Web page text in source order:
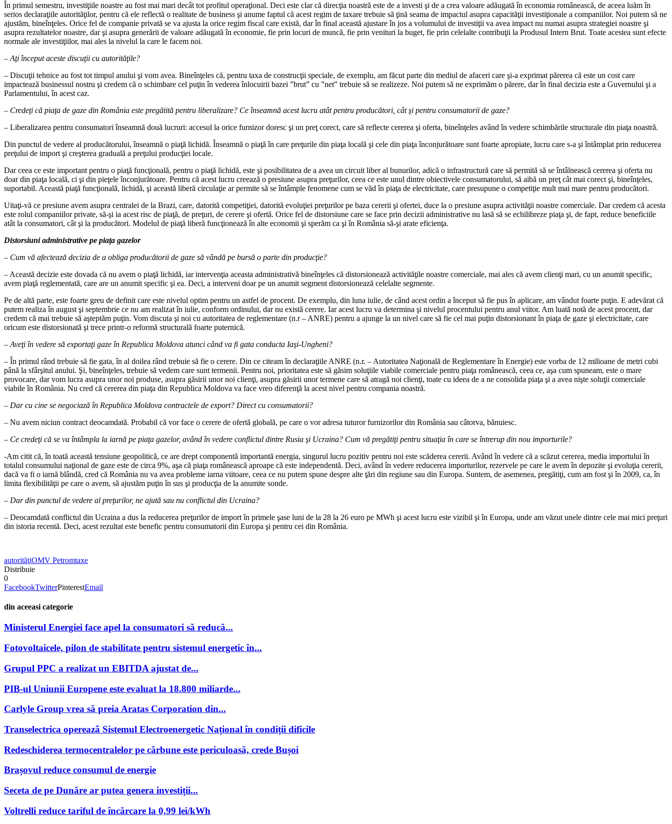
În primul semestru, investiţiile noastre au fost mai mari decât tot profitul operaţional. Deci este clar că direcţia noastră este de a investi şi de a crea valoare adăugată în economia românească, de aceea luăm în
serios declaraţiile autorităţilor, pentru că ele reflectă o realitate de business şi anume faptul că acest regim de taxare trebuie să ţină seama de impactul asupra capacităţii investiţionale a companiilor. Noi putem să ne
ajustăm, bineînţeles. Orice fel de companie privată se va ajusta la orice regim fiscal care există, dar în final această ajustare în jos a volumului de investiţii va avea impact nu numai asupra strategiei noastre şi
asupra rezultatelor noastre, dar şi asupra generării de valoare adăugată în economie, fie prin locuri de muncă, fie prin venituri la buget, fie prin celelalte contribuţii la Produsul Intern Brut. Toate acestea sunt efecte
normale ale investiţiilor, mai ales la nivelul la care le facem noi.
– Aţi început aceste discuţii cu autorităţile?
– Discuţii tehnice au fost tot timpul anului şi vom avea. Bineînţeles că, pentru taxa de construcţii speciale, de exemplu, am făcut parte din mediul de afaceri care şi-a exprimat părerea că este un cost care
impactează businessul nostru şi credem că o schimbare cel puţin în vederea înlocuirii bazei ”brut” cu ”net” trebuie să se realizeze. Noi putem să ne exprimăm o părere, dar în final decizia este a Guvernului şi a
Parlamentului, în acest caz.
– Credeţi că piaţa de gaze din România este pregătită pentru liberalizare? Ce înseamnă acest lucru atât pentru producători, cât şi pentru consumatorii de gaze?
– Liberalizarea pentru consumatori înseamnă două lucruri: accesul la orice furnizor doresc şi un preţ corect, care să reflecte cererea şi oferta, bineînţeles având în vedere schimbările structurale din piaţa noastră.
Din punctul de vedere al producătorului, înseamnă o piaţă lichidă. Înseamnă o piaţă în care preţurile din piaţa locală şi cele din piaţa înconjurătoare sunt foarte apropiate, lucru care s-a şi întâmplat prin reducerea
preţului de import şi creşterea graduală a preţului producţiei locale.
Dar ceea ce este important pentru o piaţă funcţională, pentru o piaţă lichidă, este şi posibilitatea de a avea un circuit liber al bunurilor, adică o infrastructură care să permită să se întâlnească cererea şi oferta nu
doar din piaţa locală, ci şi din pieţele înconjurătoare. Pentru că acest lucru creează o presiune asupra preţurilor, ceea ce este unul dintre obiectivele consumatorului, să aibă un preţ cât mai corect şi, bineînţeles,
suportabil. Această piaţă funcţională, lichidă, şi această liberă circulaţie ar permite să se întâmple fenomene cum se văd în piaţa de electricitate, care presupune o competiţie mult mai mare pentru producători.
Uitaţi-vă ce presiune avem asupra centralei de la Brazi, care, datorită competiţiei, datorită evoluţiei preţurilor pe baza cererii şi ofertei, duce la o presiune asupra activităţii noastre comerciale. Dar credem că acesta
este rolul companiilor private, să-şi ia acest risc de piaţă, de preţuri, de cerere şi ofertă. Orice fel de distorsiune care se face prin decizii administrative nu lasă să se echilibreze piaţa şi, de fapt, reduce beneficiile
atât la consumatori, cât şi la producători. Modelul de piaţă liberă funcţionează în alte economii şi sperăm ca şi în România să-şi arate eficienţa.
Distorsiuni administrative pe piaţa gazelor
– Cum vă afectează decizia de a obliga producătorii de gaze să vândă pe bursă o parte din producţie?
– Această decizie este dovada că nu avem o piaţă lichidă, iar intervenţia aceasta administrativă bineînţeles că distorsionează activităţile noastre comerciale, mai ales că avem clienţi mari, cu un anumit specific,
avem piaţă reglementată, care are un anumit specific şi ea. Deci, a interveni doar pe un anumit segment distorsionează celelalte segmente.
Pe de altă parte, este foarte greu de definit care este nivelul optim pentru un astfel de procent. De exemplu, din luna iulie, de când acest ordin a început să fie pus în aplicare, am vândut foarte puţin. E adevărat că
putem realiza în august şi septembrie ce nu am realizat în iulie, conform ordinului, dar nu există cerere. Iar acest lucru va determina şi nivelul procentului pentru anul viitor. Am luată notă de acest procent, dar
credem că mai trebuie să aşteptăm puţin. Vom discuta şi noi cu autoritatea de reglementare (n.r – ANRE) pentru a ajunge la un nivel care să fie cel mai puţin distorsionant în piaţa de gaze şi electricitate, care
oricum este distorsionată şi trece printr-o reformă structurală foarte puternică.
– Aveţi în vedere să exportaţi gaze în Republica Moldova atunci când va fi gata conducta Iaşi-Ungheni?
– În primul rând trebuie să fie gata, în al doilea rând trebuie să fie o cerere. Din ce citeam în declaraţiile ANRE (n.r. – Autoritatea Naţională de Reglementare în Energie) este vorba de 12 milioane de metri cubi
până la sfârşitul anului. Şi, bineînţeles, trebuie să vedem care sunt termenii. Pentru noi, prioritatea este să găsim soluţiile viabile comerciale pentru piaţa românească, ceea ce, aşa cum spuneam, este o mare
provocare, dar vom lucra asupra unor noi produse, asupra găsirii unor noi clienţi, asupra găsirii unor termene care să atragă noi clienţi, toate cu ideea de a ne consolida piaţa şi a avea nişte soluţii comerciale
viabile în România. Nu cred că cererea din piaţa din Republica Moldova va face vreo diferenţă la acest nivel pentru compania noastră.
– Dar cu cine se negociază în Republica Moldova contractele de export? Direct cu consumatorii?
– Nu avem niciun contract deocamdată. Probabil că vor face o cerere de ofertă globală, pe care o vor adresa tuturor furnizorilor din România sau câtorva, bănuiesc.
– Ce credeţi că se va întâmpla la iarnă pe piaţa gazelor, având în vedere conflictul dintre Rusia şi Ucraina? Cum vă pregătiţi pentru situaţia în care se întrerup din nou importurile?
-Am citit că, în toată această tensiune geopolitică, ce are drept componentă importantă energia, singurul lucru pozitiv pentru noi este scăderea cererii. Având în vedere că a scăzut cererea, media importului în
totalul consumului naţional de gaze este de circa 9%, aşa că piaţa românească aproape că este independentă. Deci, având în vedere reducerea importurilor, rezervele pe care le avem în depozite şi evoluţia cererii,
dacă va fi o iarnă blândă, cred că România nu va avea probleme iarna viitoare, ceea ce nu putem spune despre alte ţări din regiune sau din Europa. Suntem, de asemenea, pregătiţi, cum am fost şi în 2009, ca, în
limita flexibilităţii pe care o avem, să ajustăm puţin în sus şi producţia de la anumite sonde.
– Dar din punctul de vedere al preţurilor, ne ajută sau nu conflictul din Ucraina?
– Deocamdată conflictul din Ucraina a dus la reducerea preţurilor de import în primele şase luni de la 28 la 26 euro pe MWh şi acest lucru este vizibil şi în Europa, unde am văzut unele dintre cele mai mici preţuri
din istoria recentă. Deci, acest rezultat este benefic pentru consumatorii din Europa şi pentru cei din România.
autorităţiOMV Petromtaxe
Distribuie
0
FacebookTwitterPinterestEmail
din aceeasi categorie
Ministerul Energiei face apel la consumatori să reducă...
Fotovoltaicele, pilon de stabilitate pentru sistemul energetic în...
Grupul PPC a realizat un EBITDA ajustat de...
PIB-ul Uniunii Europene este evaluat la 18.800 miliarde...
Carlyle Group vrea să preia Aratas Corporation din...
Transelectrica opereazã Sistemul Electroenergetic Național în condiții dificile
Redeschiderea termocentralelor pe cărbune este periculoasă, crede Bușoi
Brașovul reduce consumul de energie
Seceta de pe Dunăre ar putea genera investiții...
Voltrelli reduce tariful de încărcare la 0,99 lei/kWh